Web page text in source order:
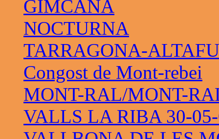
GIMCANA
NOCTURNA
TARRAGONA-
Congost de Mont-rebei
MONT-RAL/MONT-
VALLS LA RIBA 30-